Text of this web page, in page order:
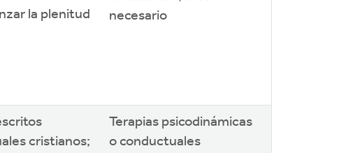
la plenitud
necesario
cristianos;
Terapias psicodinámicas
o conductuales